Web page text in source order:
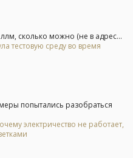
сколько можно (не в адрес...
тестовую среду во время
попытались разобраться
электричество не работает,